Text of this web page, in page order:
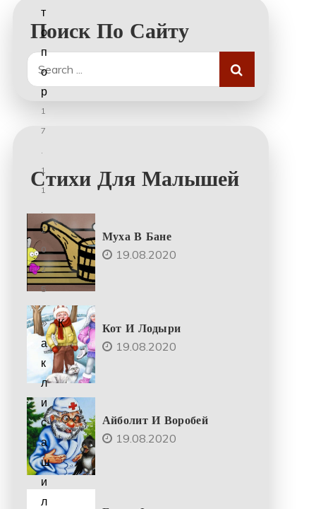
Поиск По Сайту
Search
for:
Стихи Для Малышей
Муха В Бане
19.08.2020
Кот И Лодыри
19.08.2020
Айболит И Воробей
19.08.2020
т
о
п
о
р
1
7
.
1
1
.
2
0
2
5
К
а
к
л
и
с
а
ш
и
л